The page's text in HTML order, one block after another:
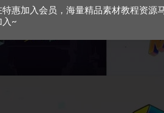
特惠加入会员，海量精品素材教程资源
入~